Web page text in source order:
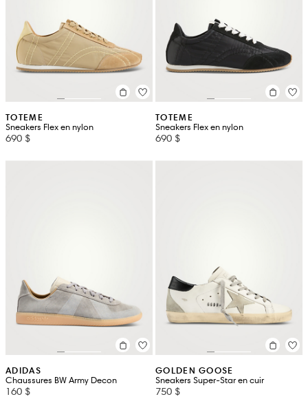
TOTEME
Sneakers Flex en nylon
690 $
TOTEME
Sneakers Flex en nylon
690 $
ADIDAS
Chaussures BW Army Decon
160 $
GOLDEN GOOSE
Sneakers Super-Star en cuir
750 $